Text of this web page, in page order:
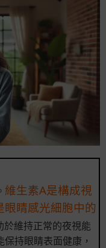
維生素A是構成視
睛感光細胞中的
於維持正常的夜視能
持眼睛表面健康，